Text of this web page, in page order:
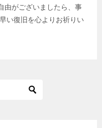
由がございましたら、事
い復旧を心よりお祈りい